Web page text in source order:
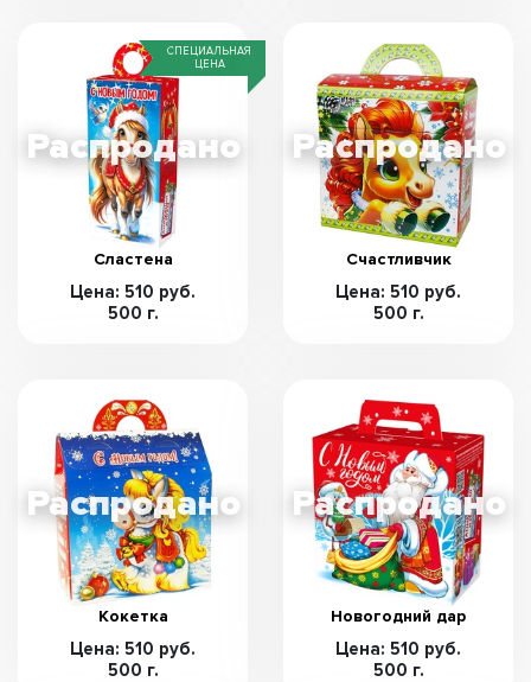
СПЕЦИАЛЬНАЯ
ЦЕНА
Сластена
Цена: 510 руб.
500 г.
Счастливчик
Цена: 510 руб.
500 г.
Кокетка
Цена: 510 руб.
500 г.
Новогодний дар
Цена: 510 руб.
500 г.